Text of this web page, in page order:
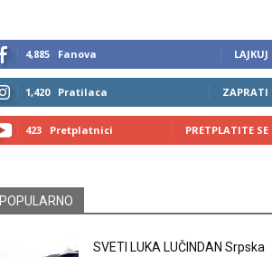
4,885 Fanova LAJKUJ
1,420 Pratilaca ZAPRATI
423 Pretplatnici PRETPLATITE SE
POPULARNO
SVETI LUKA LUČINDAN Srpska